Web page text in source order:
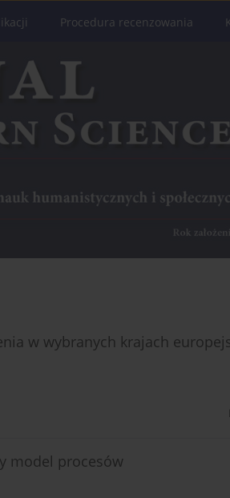
Procedura recenzowania
w wybranych krajach
model procesów